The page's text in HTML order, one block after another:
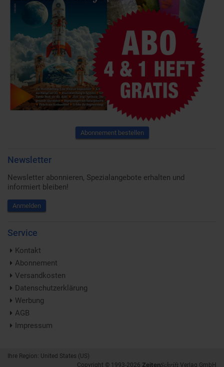
Abonnement bestellen
Newsletter
Newsletter abonnieren, Spezialangebote erhalten und
informiert bleiben!
Anmelden
Service
Kontakt
Abonnement
Versandkosten
Datenschutzerklärung
Werbung
AGB
Impressum
Ihre Region: United States (US)
Copyright © 1993-2026 ZeitenSchrift Verlag GmbH